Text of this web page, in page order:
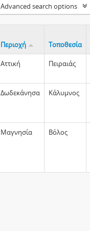
Advanced search options
Περιοχή Τοποθεσία
Αττική Πειραιάς
Δωδεκάνησα Κάλυμνος
Μαγνησία Βόλος